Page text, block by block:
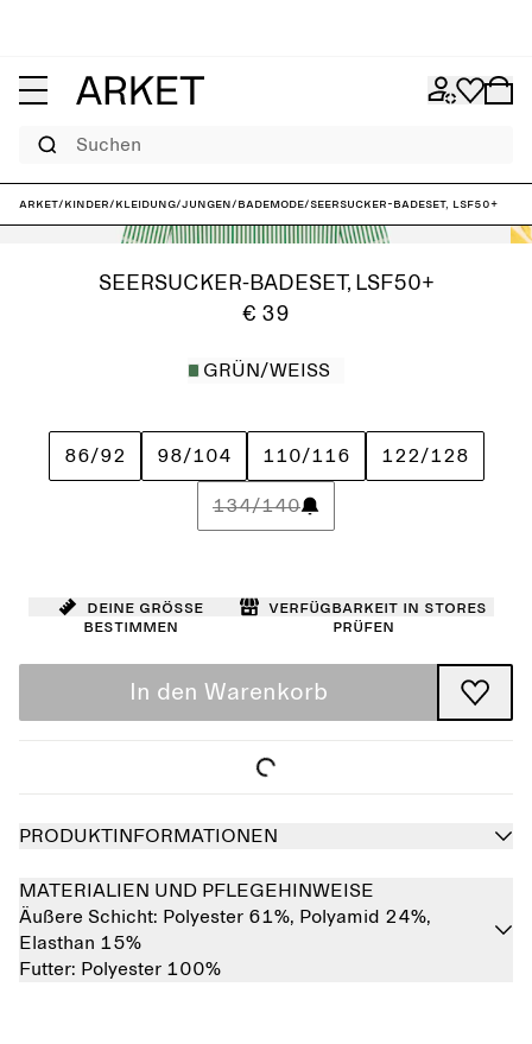
Suchen
ARKET/Kinder/Kleidung/Jungen/Bademode/Seersucker-Badeset, LSF50+
SEERSUCKER-BADESET, LSF50+
€ 39
GRÜN/WEISS
86/92 98/104 110/116 122/128
134/140
Deine Größe
bestimmen
Verfügbarkeit in Stores
prüfen
In den Warenkorb
PRODUKTINFORMATIONEN
MATERIALIEN UND PFLEGEHINWEISE
Äußere Schicht: Polyester 61%, Polyamid 24%,
Elasthan 15%
Futter: Polyester 100%